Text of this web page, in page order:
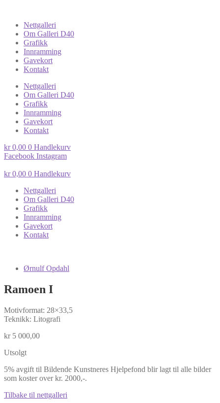
Nettgalleri
Om Galleri D40
Grafikk
Innramming
Gavekort
Kontakt
Nettgalleri
Om Galleri D40
Grafikk
Innramming
Gavekort
Kontakt
kr0,00 0 Handlekurv
Facebook Instagram
kr0,00 0 Handlekurv
Nettgalleri
Om Galleri D40
Grafikk
Innramming
Gavekort
Kontakt
Ørnulf Opdahl
Ramoen I
Motivformat: 28×33,5
Teknikk: Litografi
kr5 000,00
Utsolgt
5% avgift til Bildende Kunstneres Hjelpefond blir lagt til alle bilder
som koster over kr. 2000,-.
Tilbake til nettgalleri